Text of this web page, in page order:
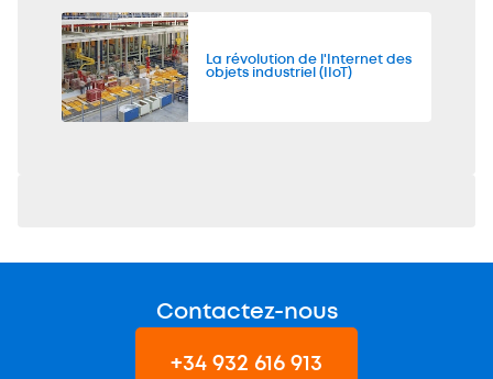
La révolution de l'Internet des
objets industriel (IIoT)
Contactez-nous
+34 932 616 913